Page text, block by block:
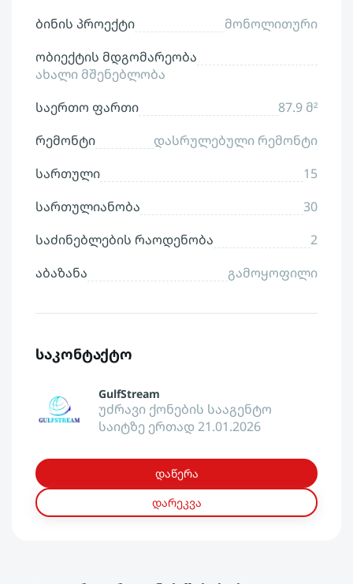
ბინის პროექტი
მონოლითური
ობიექტის მდგომარეობა
ახალი მშენებლობა
საერთო ფართი
87.9 მ²
რემონტი
დასრულებული რემონტი
სართული
15
სართულიანობა
30
საძინებლების რაოდენობა
2
აბაზანა
გამოყოფილი
საკონტაქტო
GulfStream
უძრავი ქონების სააგენტო
საიტზე ერთად 21.01.2026
დაწერა
დარეკვა